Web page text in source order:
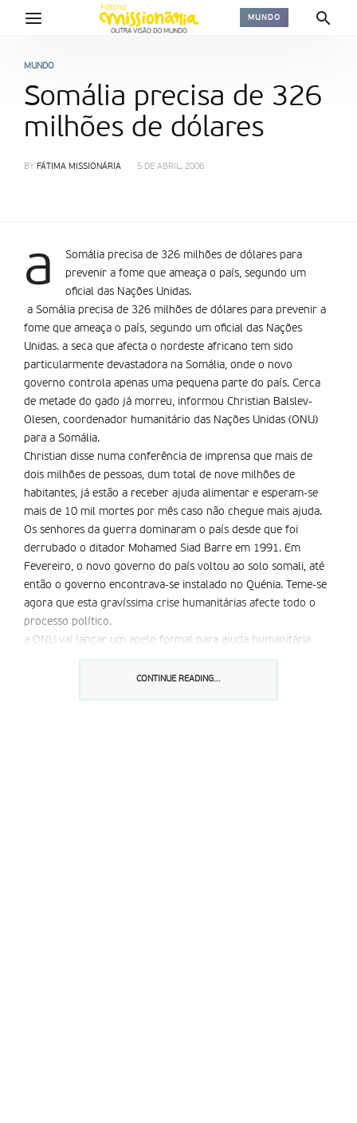
MUNDO
MUNDO
Somália precisa de 326
milhões de dólares
BY FÁTIMA MISSIONÁRIA 5 DE ABRIL, 2006
a
Somália precisa de 326 milhões de dólares para
prevenir a fome que ameaça o país, segundo um
oficial das Nações Unidas.
a Somália precisa de 326 milhões de dólares para prevenir a
fome que ameaça o país, segundo um oficial das Nações
Unidas. a seca que afecta o nordeste africano tem sido
particularmente devastadora na Somália, onde o novo
governo controla apenas uma pequena parte do país. Cerca
de metade do gado já morreu, informou Christian Balslev-
Olesen, coordenador humanitário das Nações Unidas (ONU)
para a Somália.
Christian disse numa conferência de imprensa que mais de
dois milhões de pessoas, dum total de nove milhões de
habitantes, já estão a receber ajuda alimentar e esperam-se
mais de 10 mil mortes por mês caso não chegue mais ajuda.
Os senhores da guerra dominaram o país desde que foi
derrubado o ditador Mohamed Siad Barre em 1991. Em
Fevereiro, o novo governo do país voltou ao solo somali, até
então o governo encontrava-se instalado no Quénia. Teme-se
agora que esta graví­ssima crise humanitárias afecte todo o
processo político.
a ONU vai lançar um apelo formal para ajuda humanitária
Somália são necessários 326 milhões de dólares.
CONTINUE READING...